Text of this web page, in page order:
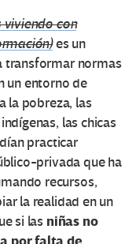
viviendo con
es un
transformar normas
un entorno de
la pobreza, las
las chicas
practicar
privada que ha
recursos,
la realidad en un
si las niñas no